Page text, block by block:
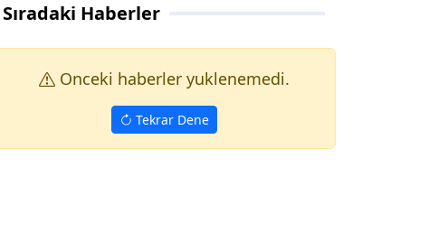
Sıradaki Haberler
Onceki haberler yuklenemedi.
Tekrar Dene